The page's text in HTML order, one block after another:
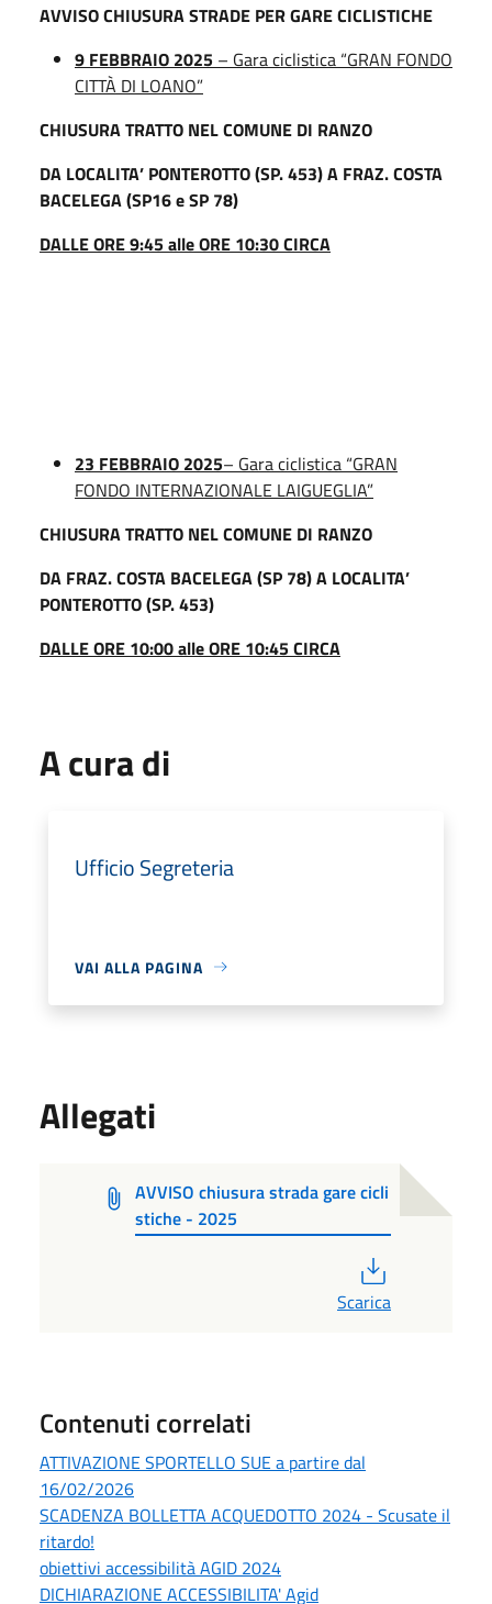
AVVISO CHIUSURA STRADE PER GARE CICLISTICHE
9 FEBBRAIO 2025 – Gara ciclistica “GRAN FONDO
CITTÀ DI LOANO”
CHIUSURA TRATTO NEL COMUNE DI RANZO
DA LOCALITA’ PONTEROTTO (SP. 453) A FRAZ. COSTA
BACELEGA (SP16 e SP 78)
DALLE ORE 9:45 alle ORE 10:30 CIRCA
23 FEBBRAIO 2025– Gara ciclistica “GRAN
FONDO INTERNAZIONALE LAIGUEGLIA”
CHIUSURA TRATTO NEL COMUNE DI RANZO
DA FRAZ. COSTA BACELEGA (SP 78) A LOCALITA’
PONTEROTTO (SP. 453)
DALLE ORE 10:00 alle ORE 10:45 CIRCA
A cura di
Ufficio Segreteria
VAI ALLA PAGINA
Allegati
AVVISO chiusura strada gare cicli
stiche - 2025
Scarica
Contenuti correlati
ATTIVAZIONE SPORTELLO SUE a partire dal
16/02/2026
SCADENZA BOLLETTA ACQUEDOTTO 2024 - Scusate il
ritardo!
obiettivi accessibilità AGID 2024
DICHIARAZIONE ACCESSIBILITA' Agid